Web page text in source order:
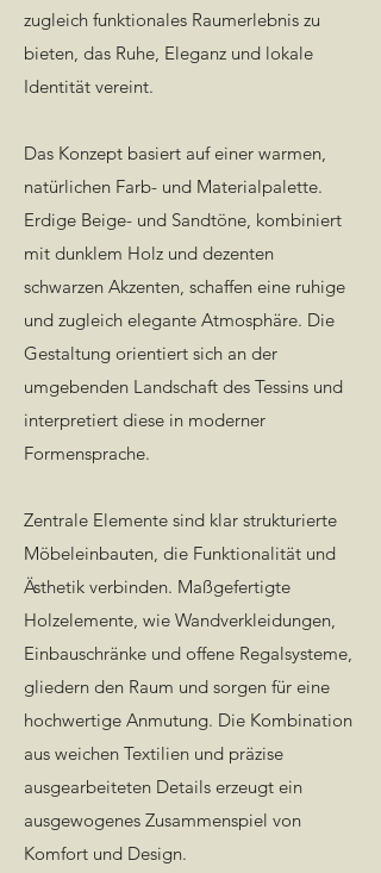
zugleich funktionales Raumerlebnis zu
bieten, das Ruhe, Eleganz und lokale
Identität vereint.
Das Konzept basiert auf einer warmen,
natürlichen Farb- und Materialpalette.
Erdige Beige- und Sandtöne, kombiniert
mit dunklem Holz und dezenten
schwarzen Akzenten, schaffen eine ruhige
und zugleich elegante Atmosphäre. Die
Gestaltung orientiert sich an der
umgebenden Landschaft des Tessins und
interpretiert diese in moderner
Formensprache.
Zentrale Elemente sind klar strukturierte
Möbeleinbauten, die Funktionalität und
Ästhetik verbinden. Maßgefertigte
Holzelemente, wie Wandverkleidungen,
Einbauschränke und offene Regalsysteme,
gliedern den Raum und sorgen für eine
hochwertige Anmutung. Die Kombination
aus weichen Textilien und präzise
ausgearbeiteten Details erzeugt ein
ausgewogenes Zusammenspiel von
Komfort und Design.